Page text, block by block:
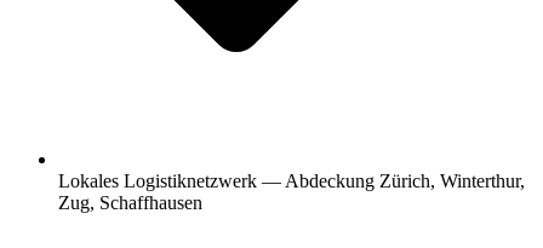
Lokales Logistiknetzwerk — Abdeckung Zürich, Winterthur,
Zug, Schaffhausen